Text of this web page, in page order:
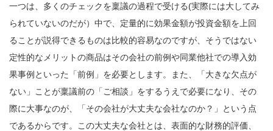
一つは、多くのチェックを稟議の過程で受ける(実際には大してみ
られていないのだが）中で、定量的に効果金額が投資金額を上回
ることが説得できるものは比較的容易なのですが、そうではない
定性的なメリットの商品はその会社の前例や同業他社での導入効
果事例といった「前例」を必要とします。また、「大きな欠点が
ない」ことが稟議前の「ご相談」をするうえで必要になり、その
際に大事なのが、「その会社が大丈夫な会社なのか？」という点
であるからです。この大丈夫な会社とは、表面的な財務的評価、